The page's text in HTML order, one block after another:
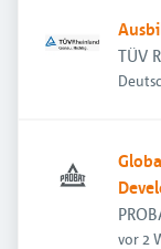
TÜV
vor 2